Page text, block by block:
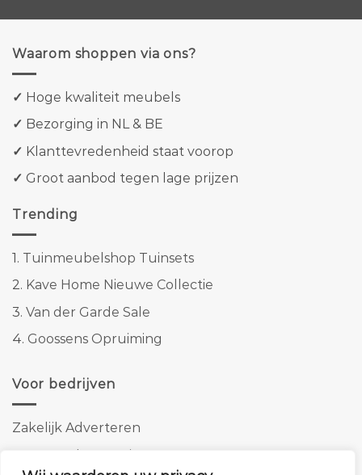
Waarom shoppen via ons?
✓ Hoge kwaliteit meubels
✓ Bezorging in NL & BE
✓ Klanttevredenheid staat voorop
✓ Groot aanbod tegen lage prijzen
Trending
1. Tuinmeubelshop Tuinsets
2. Kave Home Nieuwe Collectie
3. Van der Garde Sale
4. Goossens Opruiming
Voor bedrijven
Zakelijk Adverteren
Banner advertenties